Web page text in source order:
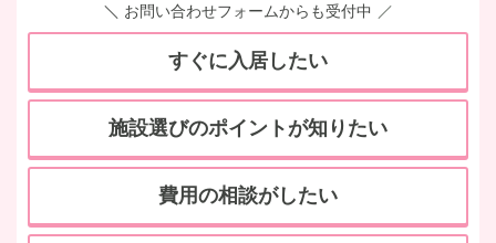
お問い合わせフォームからも受付中
すぐに入居したい
施設選びのポイントが知りたい
費用の相談がしたい